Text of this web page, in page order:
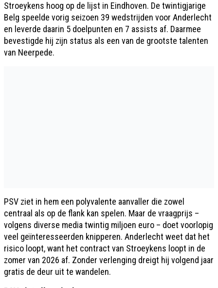
Stroeykens hoog op de lijst in Eindhoven. De twintigjarige
Belg speelde vorig seizoen 39 wedstrijden voor Anderlecht
en leverde daarin 5 doelpunten en 7 assists af. Daarmee
bevestigde hij zijn status als een van de grootste talenten
van Neerpede.
PSV ziet in hem een polyvalente aanvaller die zowel
centraal als op de flank kan spelen. Maar de vraagprijs –
volgens diverse media twintig miljoen euro – doet voorlopig
veel geïnteresseerden knipperen. Anderlecht weet dat het
risico loopt, want het contract van Stroeykens loopt in de
zomer van 2026 af. Zonder verlenging dreigt hij volgend jaar
gratis de deur uit te wandelen.